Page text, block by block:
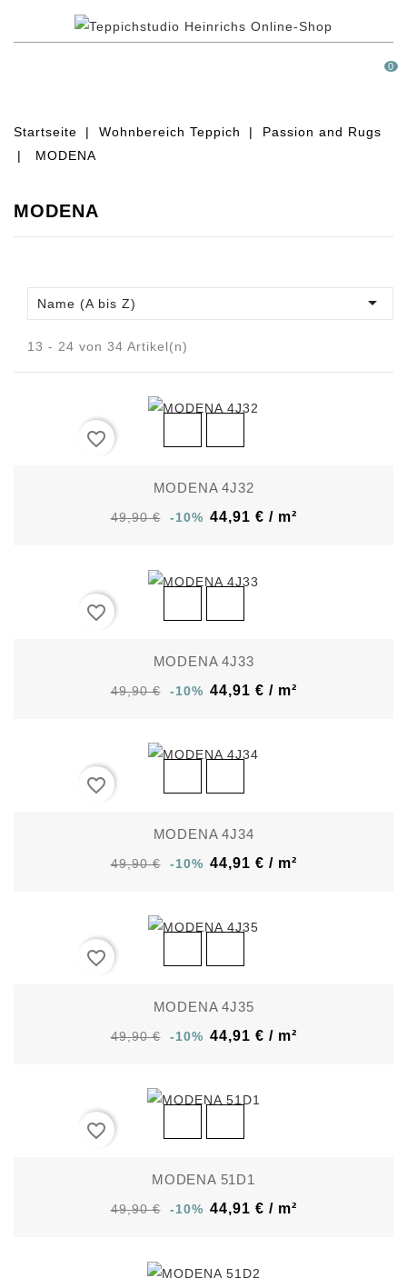
0
Startseite Wohnbereich Teppich
Passion and Rugs
MODENA
MODENA
Name (A bis Z) 
13 - 24 von 34 Artikel(n)
favorite_border
MODENA 4J32
49,90 € -10% 44,91 € / m²
favorite_border
MODENA 4J33
49,90 € -10% 44,91 € / m²
favorite_border
MODENA 4J34
49,90 € -10% 44,91 € / m²
favorite_border
MODENA 4J35
49,90 € -10% 44,91 € / m²
favorite_border
MODENA 51D1
49,90 € -10% 44,91 € / m²